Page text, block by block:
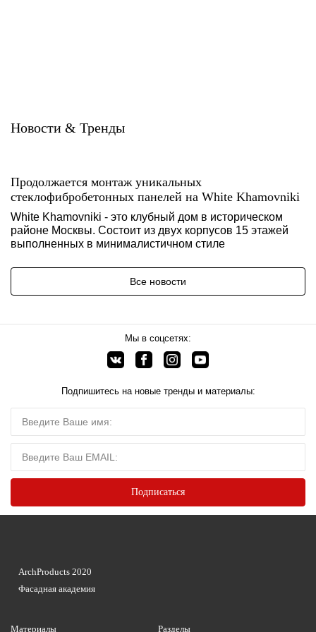
Новости & Тренды
Продолжается монтаж уникальных
стеклофибробетонных панелей на White Khamovniki
White Khamovniki - это клубный дом в историческом
районе Москвы. Состоит из двух корпусов 15 этажей
выполненных в минималистичном стиле
Все новости
Мы в соцсетях:
Подпишитесь на новые тренды и материалы:
Материалы Разделы
ArchProducts 2020
Фасадная академия